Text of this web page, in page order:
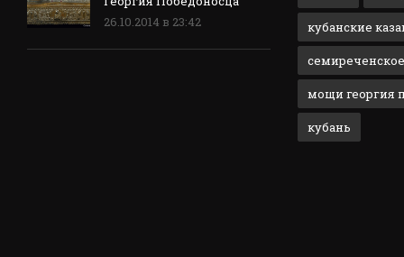
26.10.2014 в 23:42
кубанские
мощи георгия
кубань